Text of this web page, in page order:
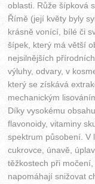
oblasti. Růže šípková
Římě (její květy byly
krásně vonící, bílé či
šípek, který má větší
nejsilnějších
výluhy, odvary, v
který se získává
mechanickým
Díky vysokému
flavonoidy, vitaminy
spektrum působení. V
cukrovce, únavě,
těžkostech při
napomáhají snižovat